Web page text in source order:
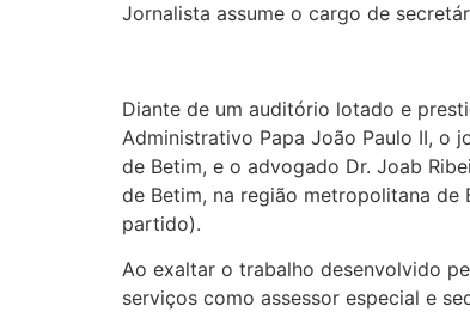
Jornalista assume o cargo de
Diante de um auditório lotado e
Administrativo Papa João Paulo II, o
de Betim, e o advogado Dr. Joab
de Betim, na região metropolitana
partido).
Ao exaltar o trabalho desenvolvido
serviços como assessor especial e